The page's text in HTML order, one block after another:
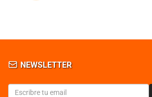
NEWSLETTER